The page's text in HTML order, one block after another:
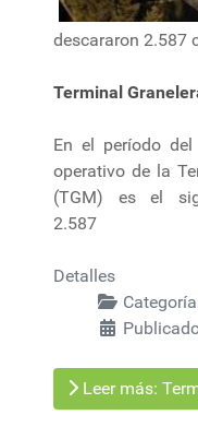
descararon 2.587
Terminal
En el período
operativo de la
(TGM) es el
2.587
Detalles
Leer más: